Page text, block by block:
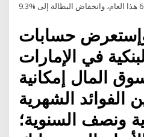
حسابات
في الإمارات
المال إمكانية
الفوائد الشهرية
ونصف السنوية؛